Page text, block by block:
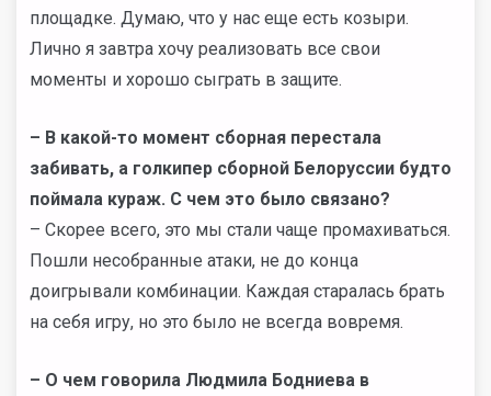
площадке. Думаю, что у нас еще есть козыри.
Лично я завтра хочу реализовать все свои
моменты и хорошо сыграть в защите.
– В какой-то момент сборная перестала
забивать, а голкипер сборной Белоруссии будто
поймала кураж. С чем это было связано?
– Скорее всего, это мы стали чаще промахиваться.
Пошли несобранные атаки, не до конца
доигрывали комбинации. Каждая старалась брать
на себя игру, но это было не всегда вовремя.
– О чем говорила Людмила Бодниева в